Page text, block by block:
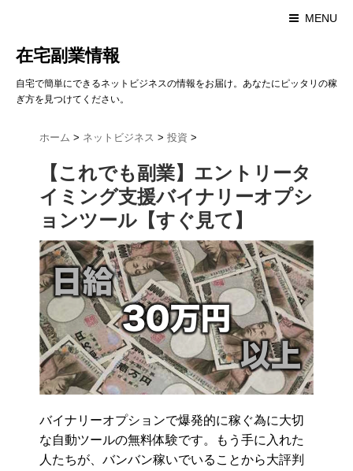
MENU
在宅副業情報
自宅で簡単にできるネットビジネスの情報をお届け。あなたにピッタリの稼
ぎ方を見つけてください。
ホーム > ネットビジネス > 投資 >
【これでも副業】エントリータ
イミング支援バイナリーオプシ
ョンツール【すぐ見て】
バイナリーオプションで爆発的に稼ぐ為に大切
な自動ツールの無料体験です。もう手に入れた
人たちが、バンバン稼いでいることから大評判